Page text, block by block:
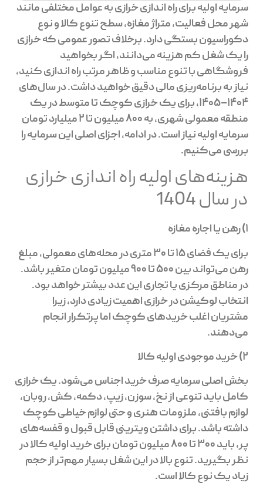
سرمایه اولیه برای راه اندازی خرازی به عوامل مختلفی مانند
شهر محل فعالیت، متراژ مغازه، سطح تنوع کالا و نوع
دکوراسیون بستگی دارد. برخلاف تصور عمومی که خرازی
را یک شغل کم هزینه می‌دانند، اگر بخواهید
فروشگاهی با تنوع مناسب و ظاهر مرتب راه اندازی کنید،
نیاز به برنامه‌ریزی مالی دقیق خواهید داشت. در سال‌های
۱۴۰۴–۱۴۰۵، برای یک خرازی کوچک تا متوسط در یک
منطقه معمولی شهری، به ۸۰۰ میلیون تا ۲ میلیارد تومان
سرمایه اولیه نیاز است. در ادامه، اجزای اصلی این سرمایه را
بررسی می‌کنیم.
هزینه‌های اولیه راه اندازی خرازی
در سال 1404
1) رهن یا اجاره مغازه
برای یک فضای ۱۵ تا ۳۰ متری در محله‌های معمولی، مبلغ
رهن می‌تواند بین 500 تا ۹۰۰ میلیون تومان متغیر باشد.
در مناطق مرکزی یا تجاری این عدد بیشتر خواهد بود.
انتخاب لوکیشن در خرازی اهمیت زیادی دارد، زیرا
مشتریان اغلب خریدهای کوچک اما پرتکرار انجام
می‌دهند.
2) خرید موجودی اولیه کالا
بخش اصلی سرمایه صرف خرید اجناس می‌شود. یک خرازی
کامل باید تنوعی از نخ، سوزن، زیپ، دکمه، کش، روبان،
لوازم بافتنی، ملزومات هنری و حتی لوازم خیاطی کوچک
داشته باشد. برای داشتن ویترینی قابل قبول و قفسه‌های
پر، باید ۳۰۰ تا ۸۰۰ میلیون تومان برای خرید اولیه کالا در
نظر بگیرید. تنوع بالا در این شغل بسیار مهم‌تر از حجم
زیاد یک نوع کالا است.